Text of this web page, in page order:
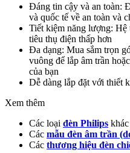
Đáng tin cậy và an toàn:
và quốc tế về an toàn và
Tiết kiệm năng lượng: Hệ
tiêu thụ điện thấp hơn
Đa dạng: Mua sắm trọn
vuông để lắp âm trần
của bạn
Dễ dàng lắp đặt với thiết
Xem thêm
Các loại đèn Philips khác
Các mẫu đèn âm trần
Các thương hiệu đèn